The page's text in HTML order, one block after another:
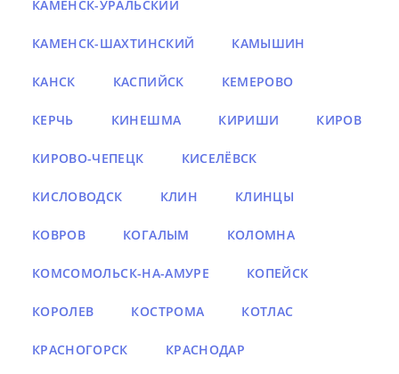
КАМЕНСК-УРАЛЬСКИЙ
КАМЕНСК-ШАХТИНСКИЙ КАМЫШИН
КАНСК КАСПИЙСК КЕМЕРОВО
КЕРЧЬ КИНЕШМА КИРИШИ КИРОВ
КИРОВО-ЧЕПЕЦК КИСЕЛЁВСК
КИСЛОВОДСК КЛИН КЛИНЦЫ
КОВРОВ КОГАЛЫМ КОЛОМНА
КОМСОМОЛЬСК-НА-АМУРЕ КОПЕЙСК
КОРОЛЕВ КОСТРОМА КОТЛАС
КРАСНОГОРСК КРАСНОДАР